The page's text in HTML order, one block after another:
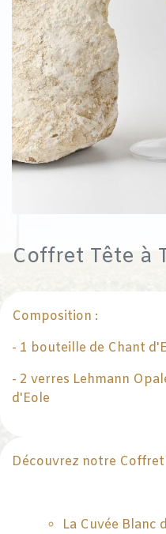
Coffret Tête à
Composition :
- 1 bouteille de Chant
- 2 verres Lehmann
d'Eole
Découvrez notre Coffret
La Cuvée Blanc